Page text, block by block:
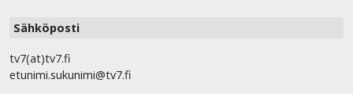
Sähköposti
tv7(at)tv7.fi
etunimi.sukunimi@tv7.fi